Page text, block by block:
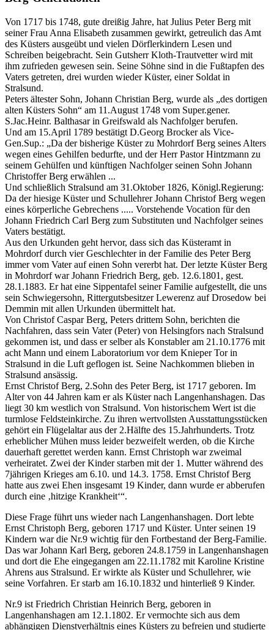
Von 1717 bis 1748, gute dreißig Jahre, hat Julius Peter Berg mit
seiner Frau Anna Elisabeth zusammen gewirkt, getreulich das Amt
des Küsters ausgeübt und vielen Dörflerkindern Lesen und
Schreiben beigebracht. Sein Gutsherr Kloth-Trautvetter wird mit
ihm zufrieden gewesen sein. Seine Söhne sind in die Fußtapfen des
Vaters getreten, drei wurden wieder Küster, einer Soldat in
Stralsund.
Peters ältester Sohn, Johann Christian Berg, wurde als
des dortigen
alten Küsters Sohn
am 11.August 1748 vom Super.gener.
S.Jac.Heinr. Balthasar in Greifswald als Nachfolger berufen.
Und am 15.April 1789 bestätigt D.Georg Brocker als Vice-
Gen.Sup.:
Da der bisherige Küster zu Mohrdorf Berg seines Alters
wegen eines Gehilfen bedurfte, und der Herr Pastor Hintzmann zu
seinem Gehülfen und künftigen Nachfolger seinen Sohn Johann
Christoffer Berg erwählen ...
Und schließlich Stralsund am 31.Oktober 1826, Königl.Regierung:
Da der hiesige Küster und Schullehrer Johann Christof Berg wegen
eines körperliche Gebrechens ..... Vorstehende Vocation für den
Johann Friedrich Carl Berg zum Substituten und Nachfolger seines
Vaters bestätigt.
Aus den Urkunden geht hervor, dass sich das Küsteramt in
Mohrdorf durch vier Geschlechter in der Familie des Peter Berg
immer vom Vater auf einen Sohn vererbt hat. Der letzte Küster Berg
in Mohrdorf war Johann Friedrich Berg, geb. 12.6.1801, gest.
28.1.1883. Er hat eine Sippentafel seiner Familie aufgestellt, die uns
sein Schwiegersohn, Rittergutsbesitzer Lewerenz auf Drosedow bei
Demmin mit allen Urkunden übermittelt hat.
Von Christof Caspar Berg, Peters drittem Sohn, berichten die
Nachfahren, dass sein Vater (Peter) von Helsingfors nach Stralsund
gekommen ist, und dass er selber als Konstabler am 21.10.1776 mit
acht Mann und einem Laboratorium vor dem Knieper Tor in
Stralsund in die Luft geflogen ist. Seine Nachkommen blieben in
Stralsund ansässig.
Ernst Christof Berg, 2.Sohn des Peter Berg, ist 1717 geboren. Im
Alter von 44 Jahren kam er als Küster nach Langenhanshagen. Das
liegt 30 km westlich von Stralsund. Von historischem Wert ist die
turmlose Feldsteinkirche. Zu ihren wertvollsten Ausstattungsstücken
gehört ein Flügelaltar aus der 2.Hälfte des 15.Jahrhunderts. Trotz
erheblicher Mühen muss leider bezweifelt werden, ob die Kirche
dauerhaft gerettet werden kann. Ernst Christoph war zweimal
verheiratet. Zwei der Kinder starben mit der 1. Mutter während des
7jährigen Krieges am 6.10. und 14.3. 1758. Ernst Christof Berg
hatte aus zwei Ehen insgesamt 19 Kinder, dann wurde er abberufen
durch eine hitzige Krankheit
.
Diese Frage führt uns wieder nach Langenhanshagen. Dort lebte
Ernst Christoph Berg, geboren 1717 und Küster. Unter seinen 19
Kindern war die Nr.9 wichtig für den Fortbestand der Berg-Familie.
Das war Johann Karl Berg, geboren 24.8.1759 in Langenhanshagen
und dort die Ehe eingegangen am 22.11.1782 mit Karoline Kristine
Ahrens aus Stralsund. Er wirkte als Küster und Schullehrer, wie
seine Vorfahren. Er starb am 16.10.1832 und hinterließ 9 Kinder.
Nr.9 ist Friedrich Christian Heinrich Berg, geboren in
Langenhanshagen am 12.1.1802. Er vermochte sich aus dem
abhängigen Dienstverhältnis eines Küsters zu befreien und studierte